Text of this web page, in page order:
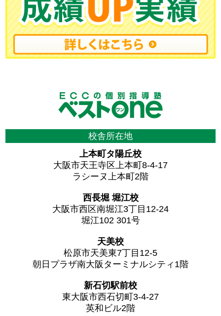
校舎所在地
上本町タ陽丘校
大阪市天王寺区上本町8-4-17
ラシーヌ上本町2階
西長堀 堀江校
大阪市西区南堀江3丁目12-24
堀江102 301号
天美校
松原市天美東7丁目12-5
朝日プラザ南大阪ターミナルシティ1階
新石切駅前校
東大阪市西石切町3-4-27
英和ビル2階